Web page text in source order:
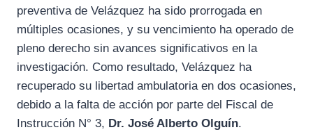
preventiva de Velázquez ha sido prorrogada en
múltiples ocasiones, y su vencimiento ha operado de
pleno derecho sin avances significativos en la
investigación. Como resultado, Velázquez ha
recuperado su libertad ambulatoria en dos ocasiones,
debido a la falta de acción por parte del Fiscal de
Instrucción N° 3, Dr. José Alberto Olguín.